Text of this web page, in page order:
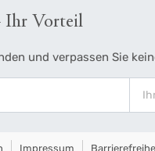
Ihr Vorteil
und verpassen Sie
Impressum